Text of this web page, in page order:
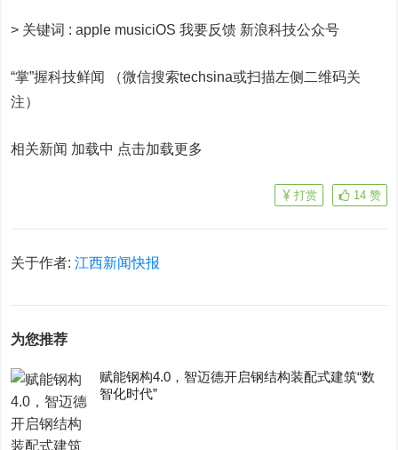
> 关键词 :apple musiciOS 我要反馈 新浪科技公众号
“掌”握科技鲜闻 （微信搜索techsina或扫描左侧二维码关
注）
相关新闻 加载中 点击加载更多
14 赞
打赏
关于作者:江西新闻快报
为您推荐
赋能钢构4.0，智迈德开启钢结构装配式建筑“数
智化时代”